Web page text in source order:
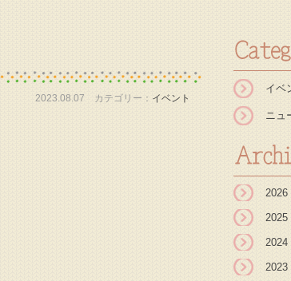
2023.08.07 カテゴリー： イベント
イベ
ニュ
2026
2025
2024
2023